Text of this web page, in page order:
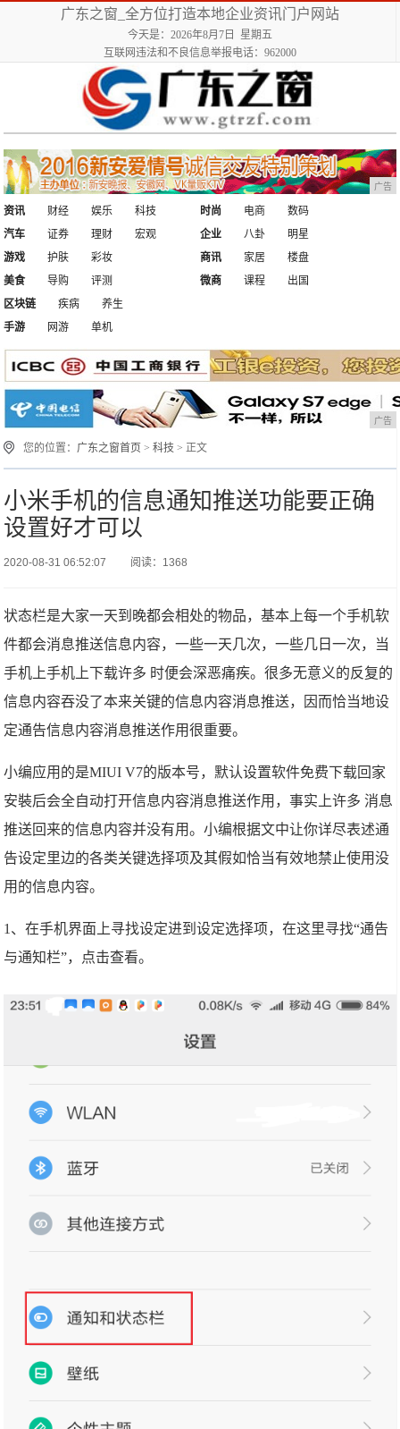
广东之窗_全方位打造本地企业资讯门户网站
今天是：2026年8月7日 星期五
互联网违法和不良信息举报电话：962000
广告
资讯 财经 娱乐
科技
汽车
证券 理财 宏观
时尚 电商
数码
企业
八卦
明星
游戏
护肤
彩妆
美食
导购 评测
商讯 家居
楼盘
微商
课程
出国
区块链
疾病
养生
手游
网游 单机
广告
您的位置： 广东之窗首页 >科技 > 正文
小米手机的信息通知推送功能要正确
设置好才可以
2020-08-31 06:52:07 阅读：1368
状态栏是大家一天到晚都会相处的物品，基本上每一个手机软
件都会消息推送信息内容，一些一天几次，一些几日一次，当
手机上手机上下载许多 时便会深恶痛疾。很多无意义的反复的
信息内容吞没了本来关键的信息内容消息推送，因而恰当地设
定通告信息内容消息推送作用很重要。
小编应用的是MIUI V7的版本号，默认设置软件免费下载回家
安裝后会全自动打开信息内容消息推送作用，事实上许多 消息
推送回来的信息内容并没有用。小编根据文中让你详尽表述通
告设定里边的各类关键选择项及其假如恰当有效地禁止使用没
用的信息内容。
1、在手机界面上寻找设定进到设定选择项，在这里寻找“通告
与通知栏”，点击查看。